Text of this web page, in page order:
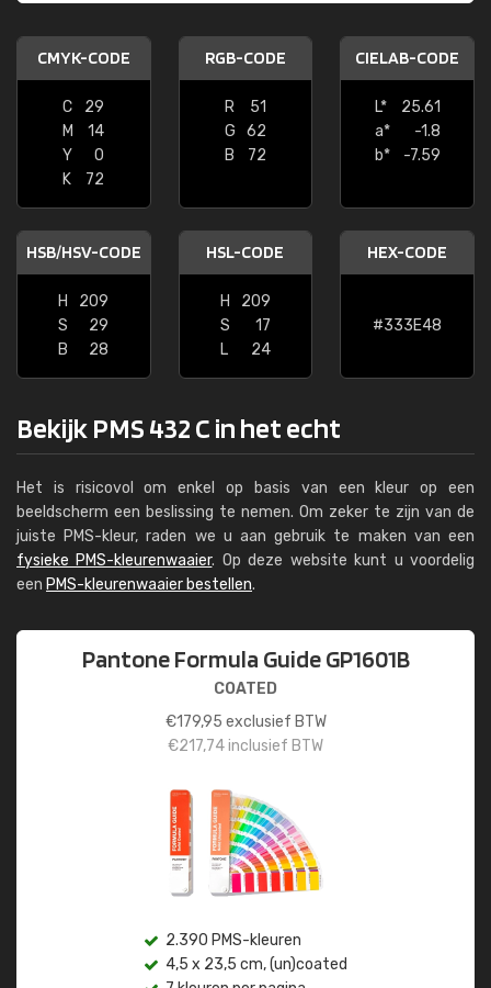
CMYK-CODE
C
29
M
14
Y
0
K
72
RGB-CODE
R
51
G
62
B
72
CIELAB-CODE
L*
25.61
a*
-1.8
b*
-7.59
HSB/HSV-CODE
H
209
S
29
B
28
HSL-CODE
H
209
S
17
L
24
HEX-CODE
#333E48
Bekijk PMS 432 C in het echt
Het is risicovol om enkel op basis van een kleur op een
beeldscherm een beslissing te nemen. Om zeker te zijn van de
juiste PMS-kleur, raden we u aan gebruik te maken van een
fysieke PMS-kleurenwaaier. Op deze website kunt u voordelig
een PMS-kleurenwaaier bestellen.
Pantone Formula Guide GP1601B
COATED
€179,95 exclusief BTW
€217,74inclusief BTW
2.390 PMS-kleuren
4,5 x 23,5 cm, (un)coated